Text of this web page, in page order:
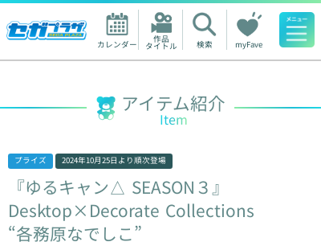
カレンダー 作品
タイトル 検索 myFave
人気ワード
アイテム紹介
Item
プライズ 2024年10月25日 より順次登場
『ゆるキャン△ SEASON３』
Desktop×Decorate Collections
“各務原なでしこ”